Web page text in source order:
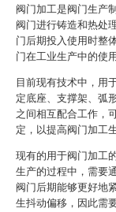
阀门加工是阀门生产
阀门进行铸造和热处
门后期投入使用时整
门在工业生产中的使
目前现有技术中，用
定底座、支撑架、弧
之间相互配合工作，
定，以提高阀门加工
现有的用于阀门加工
生产的过程中，需要
阀门后期能够更好地
生抖动偏移，因此需